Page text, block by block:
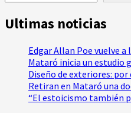
Ultimas noticias
Edgar Allan Poe vuelve
Mataró inicia un estudio
Diseño de exteriores:
Retiran en Mataró una
“El estoicismo también